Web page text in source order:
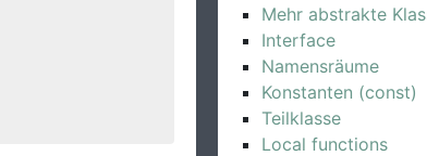
Mehr abstrakte
Interface
Namensräume
Konstanten (const)
Teilklasse
Local functions